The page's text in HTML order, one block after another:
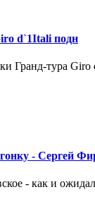
d`1Itali подн
Гранд-тура
- Сергей
- как и